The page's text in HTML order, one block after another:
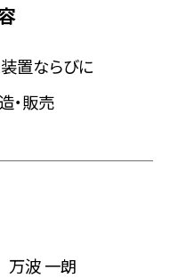
置ならびに
・販売
波 一朗